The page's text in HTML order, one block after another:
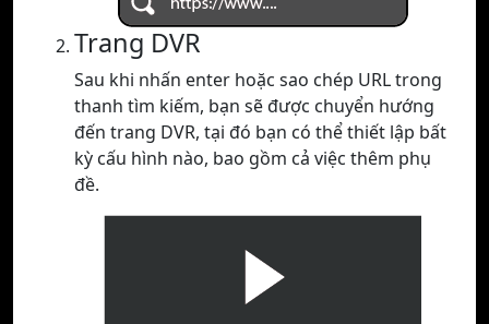
Trang DVR
Sau khi nhấn enter hoặc sao chép URL trong
thanh tìm kiếm, bạn sẽ được chuyển hướng
đến trang DVR, tại đó bạn có thể thiết lập bất
kỳ cấu hình nào, bao gồm cả việc thêm phụ
đề.